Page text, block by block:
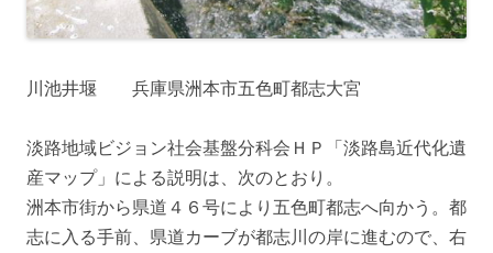
川池井堰 兵庫県洲本市五色町都志大宮
淡路地域ビジョン社会基盤分科会ＨＰ「淡路島近代化遺
産マップ」による説明は、次のとおり。
洲本市街から県道４６号により五色町都志へ向かう。都
志に入る手前、県道カーブが都志川の岸に進むので、右